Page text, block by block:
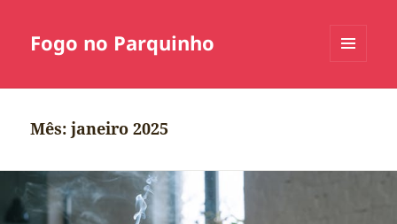
Fogo no Parquinho
Mês:janeiro 2025